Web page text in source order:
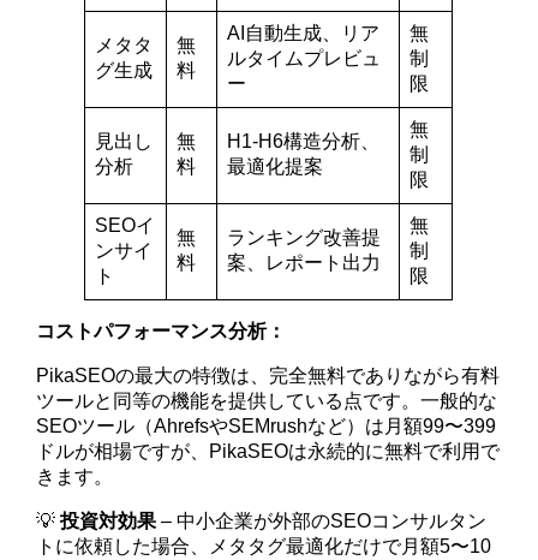
メタタ
グ生成
無
料
AI自動生成、リア
ルタイムプレビュ
ー
無
制
限
見出し
分析
無
料
H1-H6構造分析、
最適化提案
無
制
限
SEOイ
ンサイ
ト
無
料
ランキング改善提
案、レポート出力
無
制
限
コストパフォーマンス分析：
PikaSEOの最大の特徴は、完全無料でありながら有料
ツールと同等の機能を提供している点です。一般的な
SEOツール（AhrefsやSEMrushなど）は月額99〜399
ドルが相場ですが、PikaSEOは永続的に無料で利用で
きます。
💡投資対効果 – 中小企業が外部のSEOコンサルタン
トに依頼した場合、メタタグ最適化だけで月額5〜10